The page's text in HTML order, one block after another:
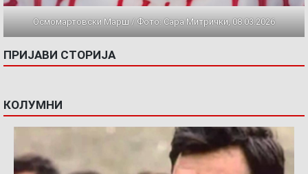
Осмомартовски Марш / Фото: Сара Митрички, 08.03.2026
ПРИЈАВИ СТОРИЈА
КОЛУМНИ